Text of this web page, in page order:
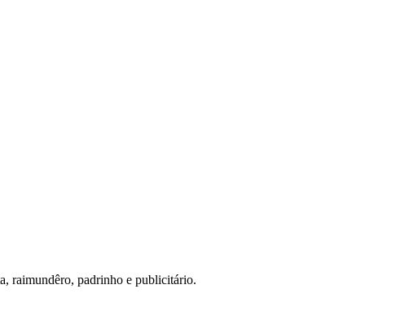
raimundêro, padrinho e publicitário.